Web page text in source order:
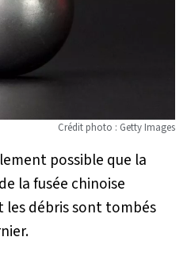
Crédit photo : Getty Images
possible que la
la fusée chinoise
les débris sont tombés